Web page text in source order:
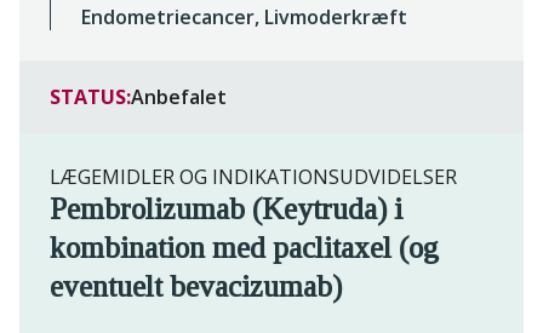
Endometriecancer, Livmoderkræft
STATUS:Anbefalet
LÆGEMIDLER OG INDIKATIONSUDVIDELSER
Pembrolizumab (Keytruda) i
kombination med paclitaxel (og
eventuelt bevacizumab)